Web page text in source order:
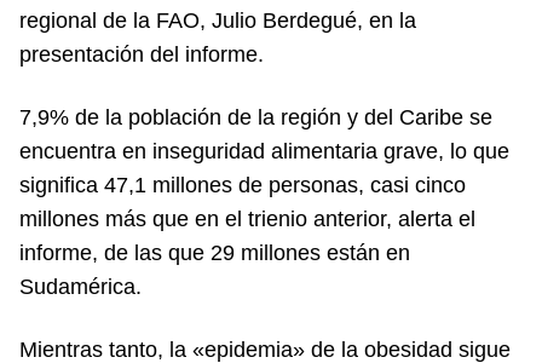
regional de la FAO, Julio Berdegué, en la
presentación del informe.
7,9% de la población de la región y del Caribe se
encuentra en inseguridad alimentaria grave, lo que
significa 47,1 millones de personas, casi cinco
millones más que en el trienio anterior, alerta el
informe, de las que 29 millones están en
Sudamérica.
Mientras tanto, la «epidemia» de la obesidad sigue